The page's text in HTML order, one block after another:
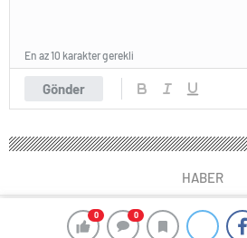
0 0
Gönder
En az 10 karakter gerekli
HABER